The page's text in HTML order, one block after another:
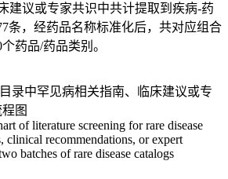
建议或专家共识中共计提取到疾病-药
条，经药品名称标准化后，共对应组合
药品/药品类别。
录中罕见病相关指南、临床建议或专
图
of literature screening for rare disease
clinical recommendations, or expert
batches of rare disease catalogs